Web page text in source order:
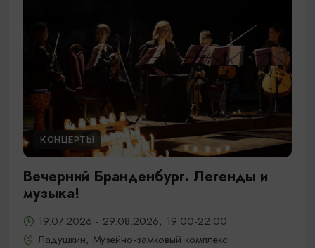
КОНЦЕРТЫ
Вечерний Бранденбург. Легенды и
музыка!
19.07.2026 - 29.08.2026, 19:00-22:00
Ладушкин, Музейно-замковый комплекс